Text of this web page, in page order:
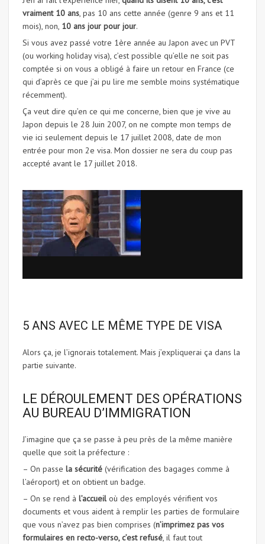
vraiment 10 ans, pas 10 ans cette année (genre 9 ans et 11
mois), non, 10 ans jour pour jour.
Si vous avez passé votre 1ère année au Japon avec un PVT
(ou working holiday visa), c’est possible qu’elle ne soit pas
comptée si on vous a obligé à faire un retour en France (ce
qui d’après ce que j’ai pu lire me semble moins systématique
récemment).
Ça veut dire qu’en ce qui me concerne, bien que je vive au
Japon depuis le 28 Juin 2007, on ne compte mon temps de
vie ici seulement depuis le 17 juillet 2008, date de mon
entrée pour mon 2e visa. Mon dossier ne sera du coup pas
accepté avant le 17 juillet 2018.
5 ANS AVEC LE MÊME TYPE DE VISA
Alors ça, je l’ignorais totalement. Mais j’expliquerai ça dans la
partie suivante.
LE DÉROULEMENT DES OPÉRATIONS
AU BUREAU D’IMMIGRATION
J’imagine que ça se passe à peu près de la même manière
quelle que soit la préfecture :
– On passe la sécurité (vérification des bagages comme à
l’aéroport) et on obtient un badge.
– On se rend à l’accueil où des employés vérifient vos
documents et vous aident à remplir les parties de formulaire
que vous n’avez pas bien comprises (n’imprimez pas vos
formulaires en recto-verso, c’est refusé, il faut tout